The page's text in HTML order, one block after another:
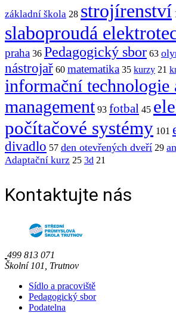
základní škola 28 strojírenství
slaboproudá
praha 36 Pedagogický sbor 63
nástrojař 60 matematika 35 kurzy 21
informační technologie
management 93 fotbal 45
počítačové systémy 101
divadlo 57 den otevřených dveří 29
Adaptační kurz 25 3d 21
Kontaktujte nás
499 813 071
Školní 101, Trutnov
Sídlo a pracoviště
Pedagogický sbor
Podatelna